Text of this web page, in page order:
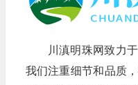
川滇明珠网致力
我们注重细节和品质